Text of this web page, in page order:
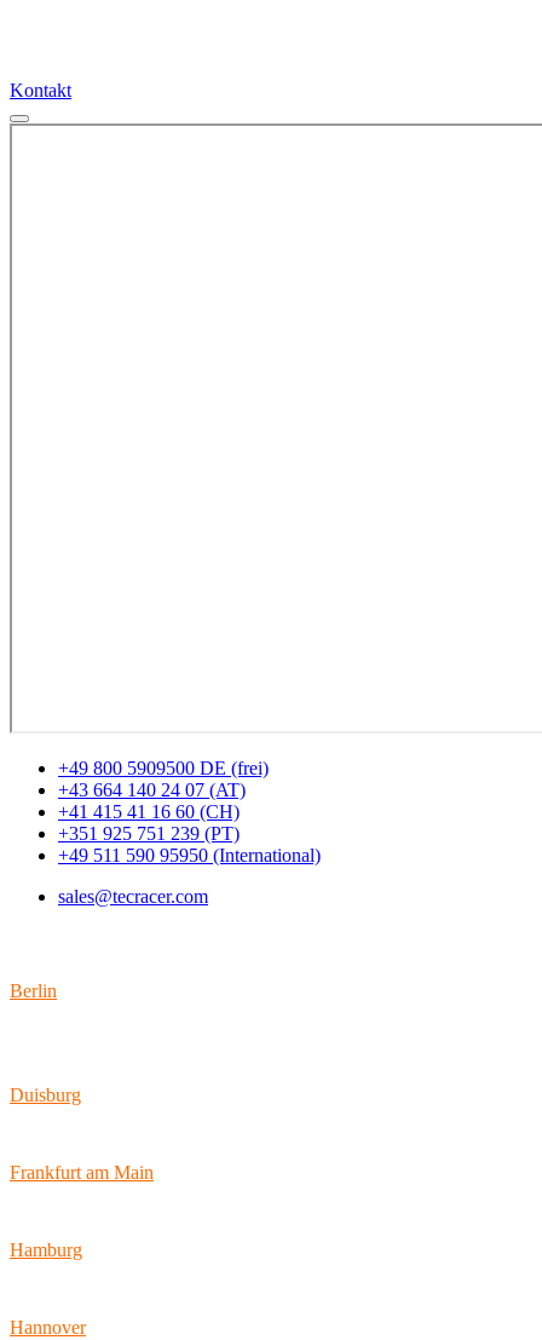
Kontakt
+49 800 5909500 DE (frei)
+43 664 140 24 07 (AT)
+41 415 41 16 60 (CH)
+351 925 751 239 (PT)
+49 511 590 95950 (International)
sales@tecracer.com
Berlin
Duisburg
Frankfurt am Main
Hamburg
Hannover